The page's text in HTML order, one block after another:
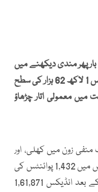
پھر مندی دیکھنے میں
آئی، جس کے نتیجے میں 100 انڈیکس 1 لاکھ 62 ہزار کی سطح
معمولی اتار چڑھاؤ
منفی زون میں کھلی، اور
ابتدائی کاروبار کے دوران 100 انڈیکس میں 1,432 پوائنٹس کی
نمایاں کمی ریکارڈ کی گئی، جس کے بعد انڈیکس 1,61,871